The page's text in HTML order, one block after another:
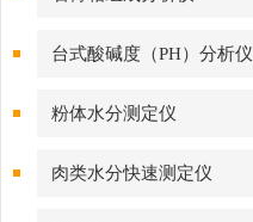
台式酸碱度（PH）分析仪
粉体水分测定仪
肉类水分快速测定仪